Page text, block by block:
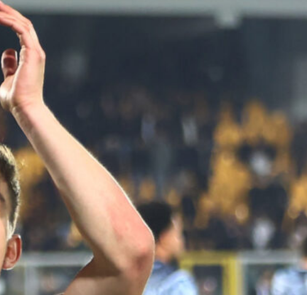
8 Agosto 2026
ufficiali: Yildiz c’è
8 Agosto 2026